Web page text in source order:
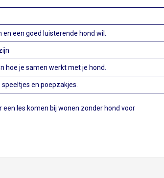
een goed luisterende hond wil.
hoe je samen werkt met je hond.
en poepzakjes.
les komen bij wonen zonder hond voor